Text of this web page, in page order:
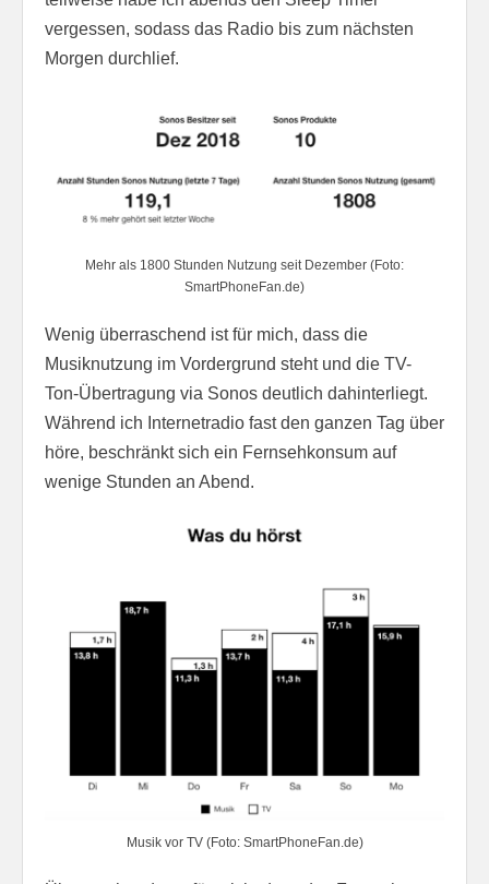
vergessen, sodass das Radio bis zum nächsten
Morgen durchlief.
Mehr als 1800 Stunden Nutzung seit Dezember (Foto:
SmartPhoneFan.de)
Wenig überraschend ist für mich, dass die
Musiknutzung im Vordergrund steht und die TV-
Ton-Übertragung via Sonos deutlich dahinterliegt.
Während ich Internetradio fast den ganzen Tag über
höre, beschränkt sich ein Fernsehkonsum auf
wenige Stunden an Abend.
Musik vor TV (Foto: SmartPhoneFan.de)